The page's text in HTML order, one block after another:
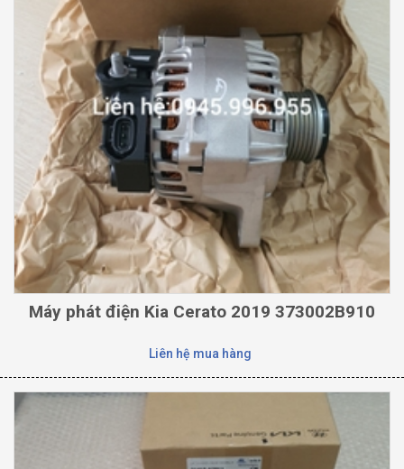
Máy phát điện Kia Cerato 2019 373002B910
Liên hệ mua hàng